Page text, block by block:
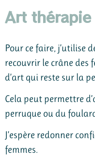
Art
Pour ce faire, j’utilise
recouvrir le crâne des
d’art qui reste sur la
Cela peut permettre
perruque ou du
J’espère redonner
femmes.